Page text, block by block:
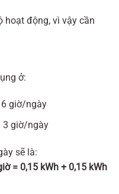
hoạt động, vì vậy cần
ở:
giờ/ngày
3 giờ/ngày
sẽ là:
= 0,15 kWh + 0,15 kWh